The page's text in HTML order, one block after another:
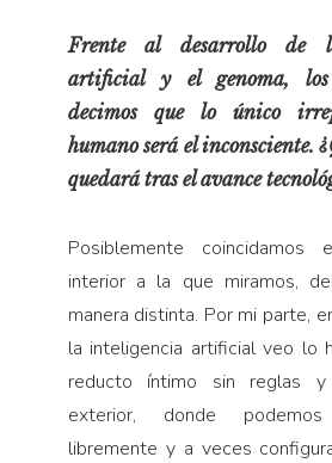
Frente al desarrollo de
artificial y el genoma, los
decimos que lo único
humano será el inconsciente.
quedará tras el avance
Posiblemente coincidamos
interior a la que miramos,
manera distinta. Por mi parte,
la inteligencia artificial veo lo
reducto íntimo sin reglas
exterior, donde
libremente y a veces